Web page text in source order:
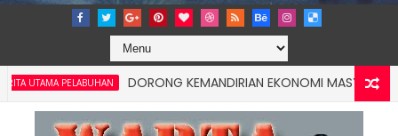
DORONG KEMANDIRIAN EKONOMI MASYARAKAT